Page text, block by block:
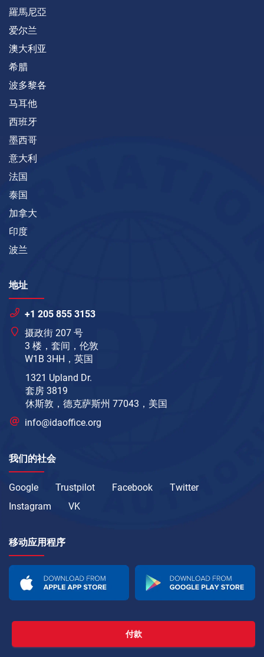
羅馬尼亞
爱尔兰
澳大利亚
希腊
波多黎各
马耳他
西班牙
墨西哥
意大利
法国
泰国
加拿大
印度
波兰
地址
+1 205 855 3153
摄政街 207 号
3 楼，套间，伦敦
W1B 3HH，英国
1321 Upland Dr.
套房 3819
休斯敦，德克萨斯州 77043，美国
info@idaoffice.org
我们的社会
Google Trustpilot Facebook
Twitter
Instagram
VK
移动应用程序
付款